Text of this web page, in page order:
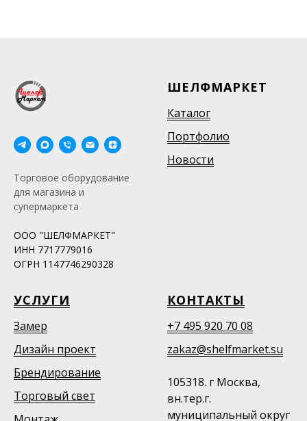
Торговое оборудование
для магазина и
супермаркета
ООО "ШЕЛФМАРКЕТ"
ИНН 7717779016
ОГРН 1147746290328
ШЕЛФМАРКЕТ
Каталог
Портфолио
Новости
УСЛУГИ
Замер
Дизайн проект
Брендирование
Торговый свет
КОНТАКТЫ
+7 495 920 70 08
zakaz@shelfmarket.su
105318. г Москва,
вн.тер.г.
муниципальный округ